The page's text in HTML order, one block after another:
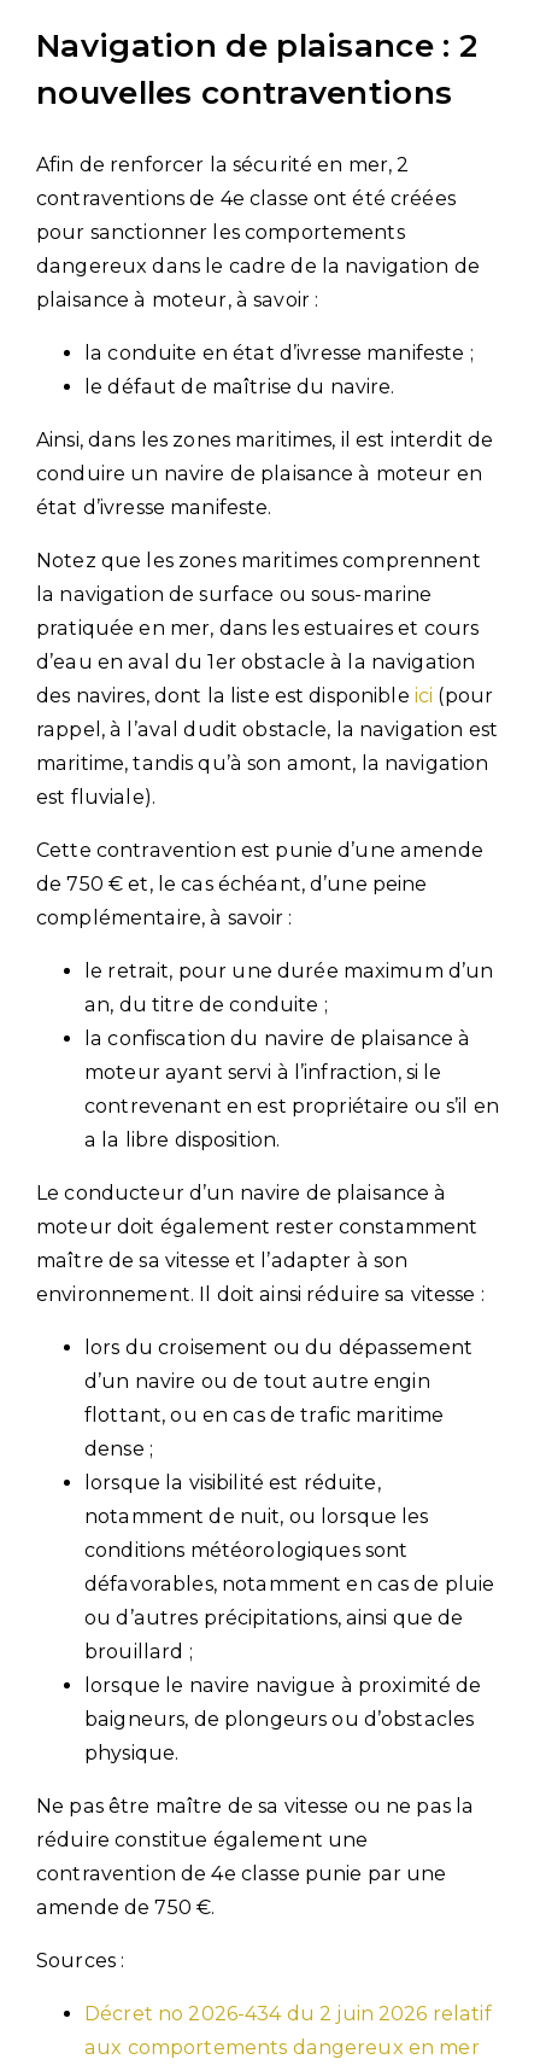
Navigation de plaisance : 2
nouvelles contraventions
Afin de renforcer la sécurité en mer, 2
contraventions de 4e classe ont été créées
pour sanctionner les comportements
dangereux dans le cadre de la navigation de
plaisance à moteur, à savoir :
la conduite en état d’ivresse manifeste ;
le défaut de maîtrise du navire.
Ainsi, dans les zones maritimes, il est interdit de
conduire un navire de plaisance à moteur en
état d’ivresse manifeste.
Notez que les zones maritimes comprennent
la navigation de surface ou sous-marine
pratiquée en mer, dans les estuaires et cours
d’eau en aval du 1er obstacle à la navigation
des navires, dont la liste est disponible ici (pour
rappel, à l’aval dudit obstacle, la navigation est
maritime, tandis qu’à son amont, la navigation
est fluviale).
Cette contravention est punie d’une amende
de 750 € et, le cas échéant, d’une peine
complémentaire, à savoir :
le retrait, pour une durée maximum d’un
an, du titre de conduite ;
la confiscation du navire de plaisance à
moteur ayant servi à l’infraction, si le
contrevenant en est propriétaire ou s’il en
a la libre disposition.
Le conducteur d’un navire de plaisance à
moteur doit également rester constamment
maître de sa vitesse et l’adapter à son
environnement. Il doit ainsi réduire sa vitesse :
lors du croisement ou du dépassement
d’un navire ou de tout autre engin
flottant, ou en cas de trafic maritime
dense ;
lorsque la visibilité est réduite,
notamment de nuit, ou lorsque les
conditions météorologiques sont
défavorables, notamment en cas de pluie
ou d’autres précipitations, ainsi que de
brouillard ;
lorsque le navire navigue à proximité de
baigneurs, de plongeurs ou d’obstacles
physique.
Ne pas être maître de sa vitesse ou ne pas la
réduire constitue également une
contravention de 4e classe punie par une
amende de 750 €.
Sources :
Décret no 2026-434 du 2 juin 2026 relatif
aux comportements dangereux en mer